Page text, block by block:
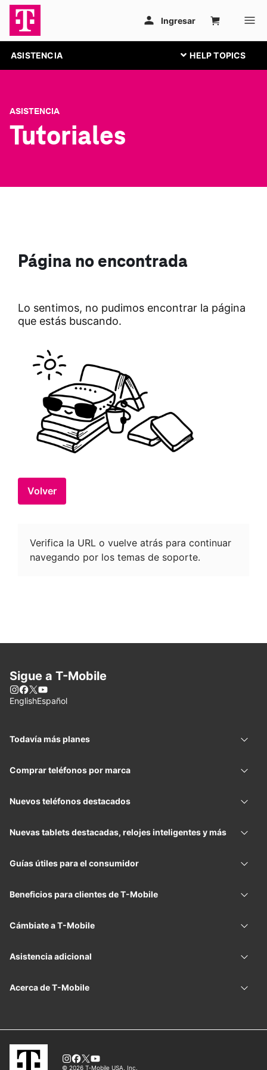
ASISTENCIA
ASISTENCIA
Tutoriales